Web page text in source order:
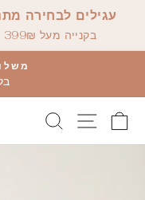
עגילים לבחירה
בקנייה מעל 399₪